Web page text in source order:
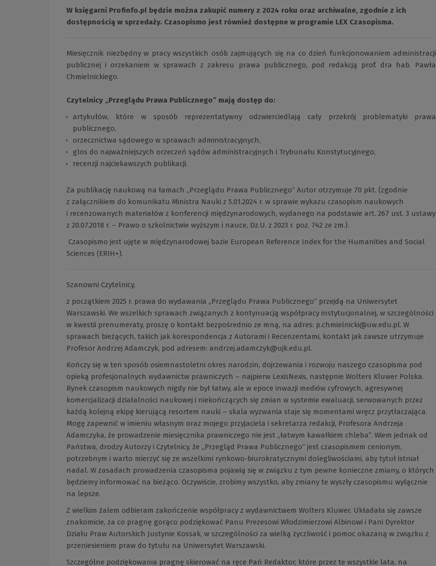
okno)
W księgarni Profinfo.pl będzie można zakupić numery z 2024 roku oraz archiwalne, zgodnie z ich
dostępnością w sprzedaży. Czasopismo jest również dostępne w programie LEX Czasopisma.
strony)
Miesięcznik niezbędny w pracy wszystkich osób zajmujących się na co dzień funkcjonowaniem administracji
publicznej i orzekaniem w sprawach z zakresu prawa publicznego, pod redakcją prof. dra hab. Pawła
Chmielnickiego.
Czytelnicy „Przeglądu Prawa Publicznego” mają dostęp do:
artykułów, które w sposób reprezentatywny odzwierciedlają cały przekrój problematyki prawa
publicznego,
orzecznictwa sądowego w sprawach administracyjnych,
glos do najważniejszych orzeczeń sądów administracyjnych i Trybunału Konstytucyjnego,
recenzji najciekawszych publikacji.
Za publikację naukową na łamach „Przeglądu Prawa Publicznego” Autor otrzymuje 70 pkt. (zgodnie
z załącznikiem do komunikatu Ministra Nauki z 5.01.2024 r. w sprawie wykazu czasopism naukowych
i recenzowanych materiałów z konferencji międzynarodowych, wydanego na podstawie art. 267 ust. 3 ustawy
z 20.07.2018 r. – Prawo o szkolnictwie wyższym i nauce, Dz.U. z 2023 r. poz. 742 ze zm.).
Czasopismo jest ujęte w międzynarodowej bazie European Reference Index for the Humanities and Social
Sciences (ERIH+).
Szanowni Czytelnicy,
z początkiem 2025 r. prawa do wydawania „Przeglądu Prawa Publicznego” przejdą na Uniwersytet
Warszawski. We wszelkich sprawach związanych z kontynuacją współpracy instytucjonalnej, w szczególności
w kwestii prenumeraty, proszę o kontakt bezpośrednio ze mną, na adres: p.chmielnicki@uw.edu.pl. W
sprawach bieżących, takich jak korespondencja z Autorami i Recenzentami, kontakt jak zawsze utrzymuje
Profesor Andrzej Adamczyk, pod adresem: andrzej.adamczyk@ujk.edu.pl.
Kończy się w ten sposób osiemnastoletni okres narodzin, dojrzewania i rozwoju naszego czasopisma pod
opieką profesjonalnych wydawnictw prawniczych – najpierw LexisNexis, następnie Wolters Kluwer Polska.
Rynek czasopism naukowych nigdy nie był łatwy, ale w epoce inwazji mediów cyfrowych, agresywnej
komercjalizacji działalności naukowej i niekończących się zmian w systemie ewaluacji, serwowanych przez
każdą kolejną ekipę kierującą resortem nauki – skala wyzwania staje się momentami wręcz przytłaczająca.
Mogę zapewnić w imieniu własnym oraz mojego przyjaciela i sekretarza redakcji, Profesora Andrzeja
Adamczyka, że prowadzenie miesięcznika prawniczego nie jest „łatwym kawałkiem chleba”. Wiem jednak od
Państwa, drodzy Autorzy i Czytelnicy, że „Przegląd Prawa Publicznego” jest czasopismem cenionym,
potrzebnym i warto mierzyć się ze wszelkimi rynkowo-biurokratycznymi dolegliwościami, aby tytuł istniał
nadal. W zasadach prowadzenia czasopisma pojawią się w związku z tym pewne konieczne zmiany, o których
będziemy informować na bieżąco. Oczywiście, zrobimy wszystko, aby zmiany te wyszły czasopismu wyłącznie
na lepsze.
Z wielkim żalem odbieram zakończenie współpracy z wydawnictwem Wolters Kluwer. Układała się zawsze
znakomicie, za co pragnę gorąco podziękować Panu Prezesowi Włodzimierzowi Albinowi i Pani Dyrektor
Działu Praw Autorskich Justynie Kossak, w szczególności za wielką życzliwość i pomoc okazaną w związku z
przeniesieniem praw do tytułu na Uniwersytet Warszawski.
Szczególne podziękowania pragnę skierować na ręce Pań Redaktor, które przez te wszystkie lata, na